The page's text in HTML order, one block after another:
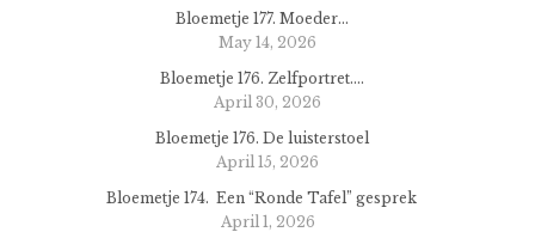
Bloemetje 177. Moeder…
May 14, 2026
Bloemetje 176. Zelfportret….
April 30, 2026
Bloemetje 176. De luisterstoel
April 15, 2026
Bloemetje 174. Een “Ronde Tafel” gesprek
April 1, 2026